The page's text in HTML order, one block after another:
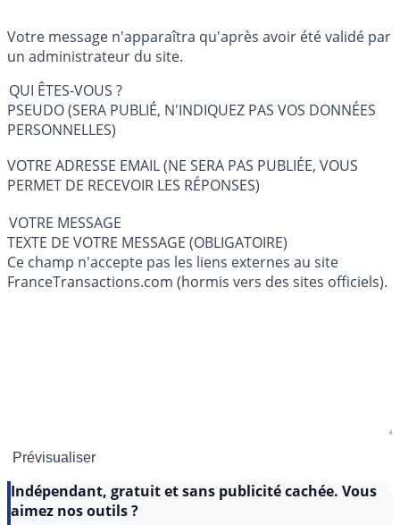
Votre message n'apparaîtra qu'après avoir été validé par
un administrateur du site.
QUI ÊTES-VOUS ?
PSEUDO (SERA PUBLIÉ, N'INDIQUEZ PAS VOS DONNÉES
PERSONNELLES)
VOTRE ADRESSE EMAIL (NE SERA PAS PUBLIÉE, VOUS
PERMET DE RECEVOIR LES RÉPONSES)
VOTRE MESSAGE
TEXTE DE VOTRE MESSAGE (OBLIGATOIRE)
Ce champ n'accepte pas les liens externes au site
FranceTransactions.com (hormis vers des sites officiels).
Indépendant, gratuit et sans publicité cachée. Vous